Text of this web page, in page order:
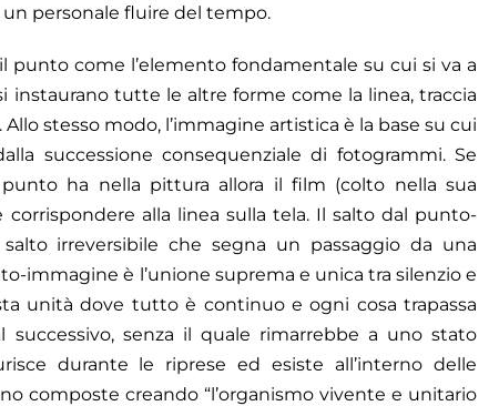
personale fluire del tempo.
punto come l’elemento fondamentale su cui si va a
tutte le altre forme come la linea, traccia
stesso modo, l’immagine artistica è la base su cui
successione consequenziale di fotogrammi. Se
ha nella pittura allora il film (colto nella sua
alla linea sulla tela. Il salto dal punto-
irreversibile che segna un passaggio da una
immagine è l’unione suprema e unica tra silenzio e
unità dove tutto è continuo e ogni cosa trapassa
successivo, senza il quale rimarrebbe a uno stato
durante le riprese ed esiste all’interno delle
composte creando “l’organismo vivente e unitario